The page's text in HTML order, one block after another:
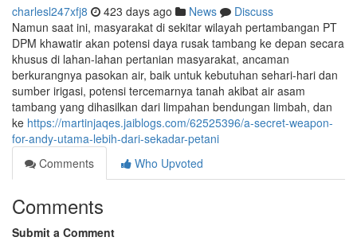
charlesl247xfj8 423 days ago News
Discuss
Namun saat ini, masyarakat di sekitar wilayah pertambangan PT
DPM khawatir akan potensi daya rusak tambang ke depan secara
khusus di lahan-lahan pertanian masyarakat, ancaman
berkurangnya pasokan air, baik untuk kebutuhan sehari-hari dan
sumber irigasi, potensi tercemarnya tanah akibat air asam
tambang yang dihasilkan dari limpahan bendungan limbah, dan
ke https://martinjaqes.jaiblogs.com/62525396/a-secret-weapon-
for-andy-utama-lebih-dari-sekadar-petani
Comments
Who Upvoted
Comments
Submit a Comment